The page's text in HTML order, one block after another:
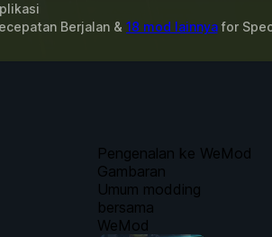
Berjalan & 18 mod lainnyafor
Pengenalan ke WeMod
Gambaran
Umum modding
bersama
WeMod